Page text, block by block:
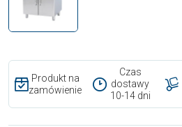
Produkt na
zamówienie
Czas
dostawy
10-14 dni